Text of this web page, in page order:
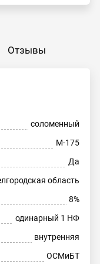
Отзывы
соломенный
М-175
Да
область
8%
одинарный 1 НФ
внутренняя
ОСМиБТ